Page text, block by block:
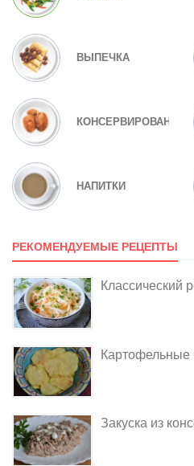
ВЫПЕЧКА
КОНСЕРВИРОВАНИЕ
НАПИТКИ
РЕКОМЕНДУЕМЫЕ РЕЦЕПТЫ
Классический
Картофельные
Закуска из